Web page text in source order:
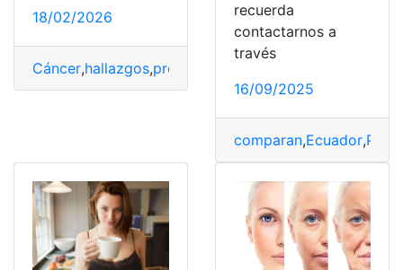
18/02/2026
Cáncer,hallazgos,protege
recuerda
contactarnos a
través
16/09/2025
comparan,Ecuador,